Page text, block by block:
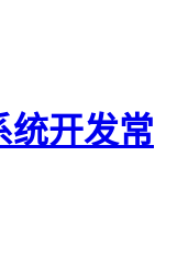
统开发常